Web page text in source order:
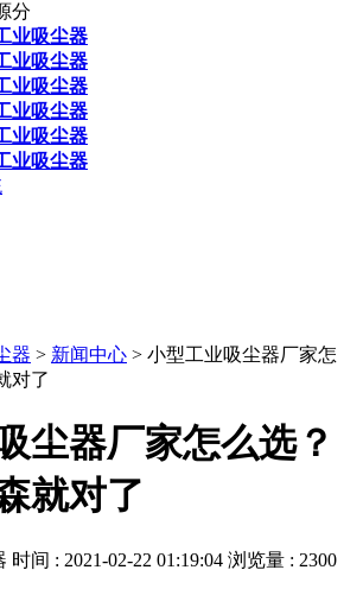
分
业吸尘器
业吸尘器
业吸尘器
业吸尘器
业吸尘器
业吸尘器
器 > 新闻中心 > 小型工业吸尘器厂家怎
对了
尘器厂家怎么选？
就对了
时间 : 2021-02-22 01:19:04 浏览量 : 2300